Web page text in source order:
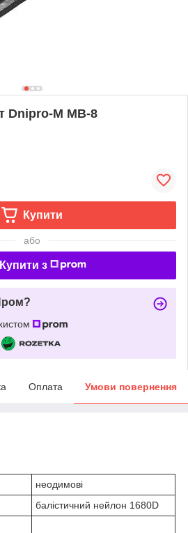
Dnipro-M МВ-8
Купити
або
Купити з
Оплата Умови повернення
неодимові
балістичний нейлон 1680D